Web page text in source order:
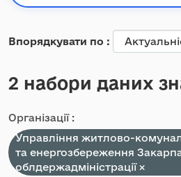
Впорядкувати по
2 набори даних
Організації :
Управління житлово-
та енергозбереження
облдержадміністрації